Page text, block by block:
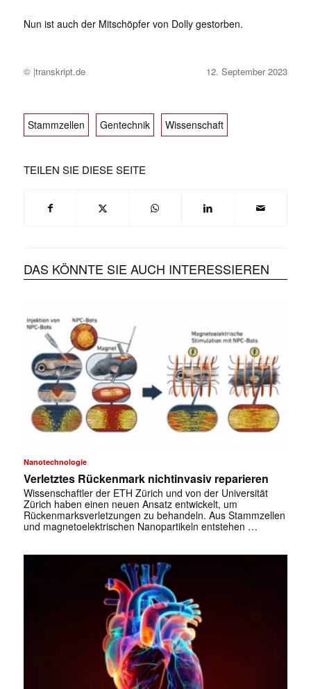
Nun ist auch der Mitschöpfer von Dolly gestorben.
© |transkript.de 12. September 2023
Stammzellen Gentechnik Wissenschaft
TEILEN SIE DIESE SEITE
DAS KÖNNTE SIE AUCH INTERESSIEREN
Nanotechnologie
Verletztes Rückenmark nichtinvasiv reparieren
Wissenschaftler der ETH Zürich und von der Universität
Zürich haben einen neuen Ansatz entwickelt, um
Rückenmarksverletzungen zu behandeln. Aus Stammzellen
und magnetoelektrischen Nanopartikeln entstehen …